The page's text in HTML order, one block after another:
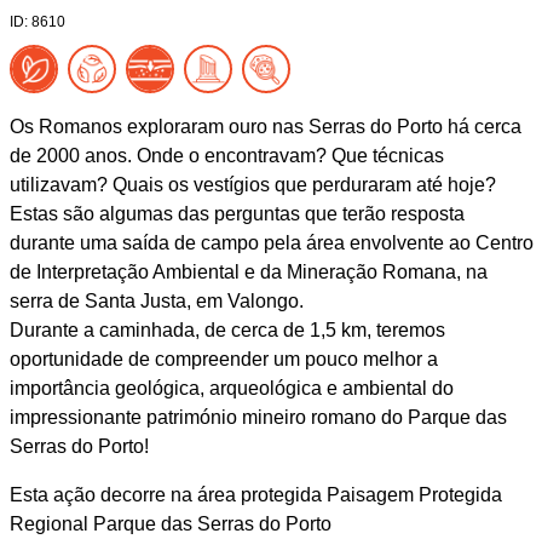
ID: 8610
Os Romanos exploraram ouro nas Serras do Porto há cerca
de 2000 anos. Onde o encontravam? Que técnicas
utilizavam? Quais os vestígios que perduraram até hoje?
Estas são algumas das perguntas que terão resposta
durante uma saída de campo pela área envolvente ao Centro
de Interpretação Ambiental e da Mineração Romana, na
serra de Santa Justa, em Valongo.
Durante a caminhada, de cerca de 1,5 km, teremos
oportunidade de compreender um pouco melhor a
importância geológica, arqueológica e ambiental do
impressionante património mineiro romano do Parque das
Serras do Porto!
Esta ação decorre na área protegida Paisagem Protegida
Regional Parque das Serras do Porto